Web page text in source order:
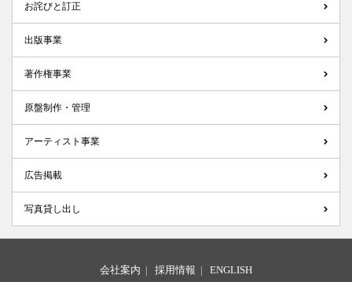
お詫びと訂正
出版事業
著作権事業
原盤制作・管理
アーティスト事業
広告掲載
写真貸し出し
会社案内 | 採用情報 | ENGLISH